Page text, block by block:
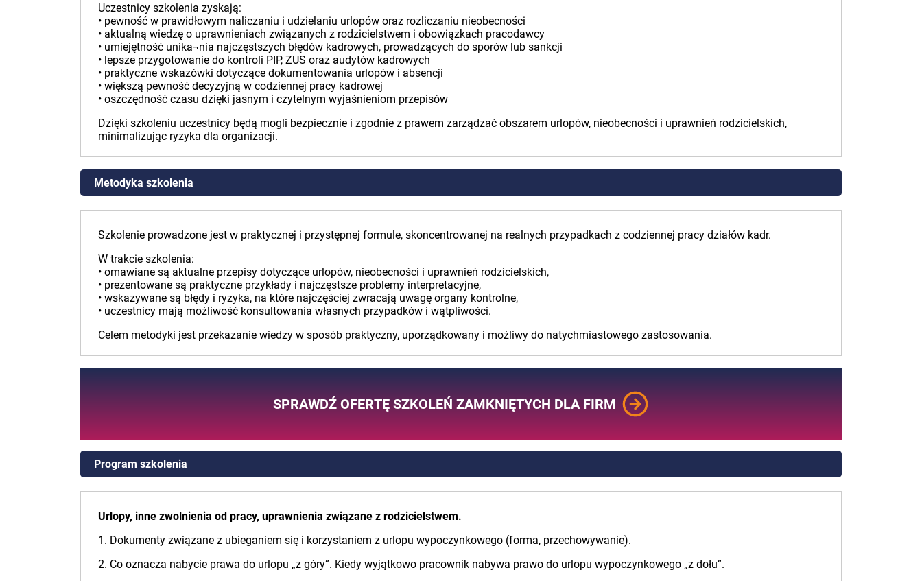
Uczestnicy szkolenia zyskają:
• pewność w prawidłowym naliczaniu i udzielaniu urlopów oraz rozliczaniu nieobecności
• aktualną wiedzę o uprawnieniach związanych z rodzicielstwem i obowiązkach pracodawcy
• umiejętność unika¬nia najczęstszych błędów kadrowych, prowadzących do sporów lub sankcji
• lepsze przygotowanie do kontroli PIP, ZUS oraz audytów kadrowych
• praktyczne wskazówki dotyczące dokumentowania urlopów i absencji
• większą pewność decyzyjną w codziennej pracy kadrowej
• oszczędność czasu dzięki jasnym i czytelnym wyjaśnieniom przepisów
Dzięki szkoleniu uczestnicy będą mogli bezpiecznie i zgodnie z prawem zarządzać obszarem urlopów, nieobecności i uprawnień rodzicielskich,
minimalizując ryzyka dla organizacji.
Metodyka szkolenia
Szkolenie prowadzone jest w praktycznej i przystępnej formule, skoncentrowanej na realnych przypadkach z codziennej pracy działów kadr.
W trakcie szkolenia:
• omawiane są aktualne przepisy dotyczące urlopów, nieobecności i uprawnień rodzicielskich,
• prezentowane są praktyczne przykłady i najczęstsze problemy interpretacyjne,
• wskazywane są błędy i ryzyka, na które najczęściej zwracają uwagę organy kontrolne,
• uczestnicy mają możliwość konsultowania własnych przypadków i wątpliwości.
Celem metodyki jest przekazanie wiedzy w sposób praktyczny, uporządkowany i możliwy do natychmiastowego zastosowania.
SPRAWDŹ OFERTĘ SZKOLEŃ ZAMKNIĘTYCH DLA FIRM
Program szkolenia
Urlopy, inne zwolnienia od pracy, uprawnienia związane z rodzicielstwem.
1. Dokumenty związane z ubieganiem się i korzystaniem z urlopu wypoczynkowego (forma, przechowywanie).
2. Co oznacza nabycie prawa do urlopu „z góry”. Kiedy wyjątkowo pracownik nabywa prawo do urlopu wypoczynkowego „z dołu”.